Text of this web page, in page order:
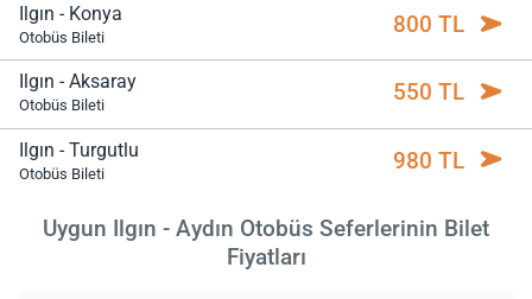
Ilgın - Konya
Otobüs Bileti 800 TL
Ilgın - Aksaray
Otobüs Bileti 550 TL
Ilgın - Turgutlu
Otobüs Bileti 980 TL
Uygun Ilgın - Aydın Otobüs Seferlerinin Bilet
Fiyatları